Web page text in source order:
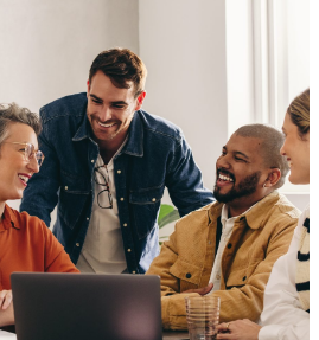
de Acceso
¿Qué son y
están
en la
ANALYSIS